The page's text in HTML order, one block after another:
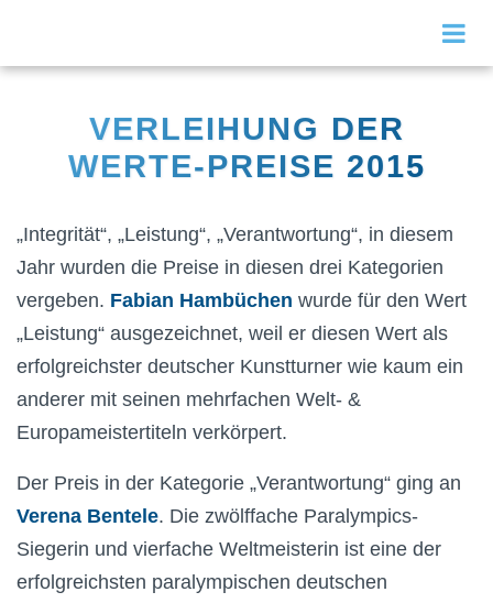
VERLEIHUNG DER
WERTE-PREISE 2015
„Integrität“, „Leistung“, „Verantwortung“, in diesem
Jahr wurden die Preise in diesen drei Kategorien
vergeben. Fabian Hambüchen wurde für den Wert
„Leistung“ ausgezeichnet, weil er diesen Wert als
erfolgreichster deutscher Kunstturner wie kaum ein
anderer mit seinen mehrfachen Welt- &
Europameistertiteln verkörpert.
Der Preis in der Kategorie „Verantwortung“ ging an
Verena Bentele. Die zwölffache Paralympics-
Siegerin und vierfache Weltmeisterin ist eine der
erfolgreichsten paralympischen deutschen